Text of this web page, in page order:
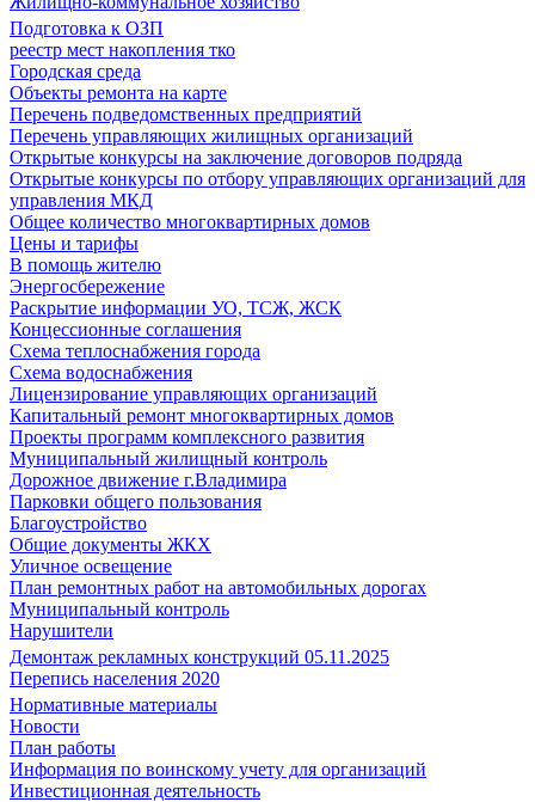
Подготовка к ОЗП
реестр мест накопления тко
Городская среда
Объекты ремонта на карте
Перечень подведомственных предприятий
Перечень управляющих жилищных организаций
Открытые конкурсы на заключение договоров подряда
Открытые конкурсы по отбору управляющих организаций для
управления МКД
Общее количество многоквартирных домов
Цены и тарифы
В помощь жителю
Энергосбережение
Раскрытие информации УО, ТСЖ, ЖСК
Концессионные соглашения
Схема теплоснабжения города
Схема водоснабжения
Лицензирование управляющих организаций
Капитальный ремонт многоквартирных домов
Проекты программ комплексного развития
Муниципальный жилищный контроль
Дорожное движение г.Владимира
Парковки общего пользования
Благоустройство
Общие документы ЖКХ
Уличное освещение
План ремонтных работ на автомобильных дорогах
Муниципальный контроль
Нарушители
Демонтаж рекламных конструкций 05.11.2025
Перепись населения 2020
Нормативные материалы
Новости
План работы
Информация по воинскому учету для организаций
Инвестиционная деятельность